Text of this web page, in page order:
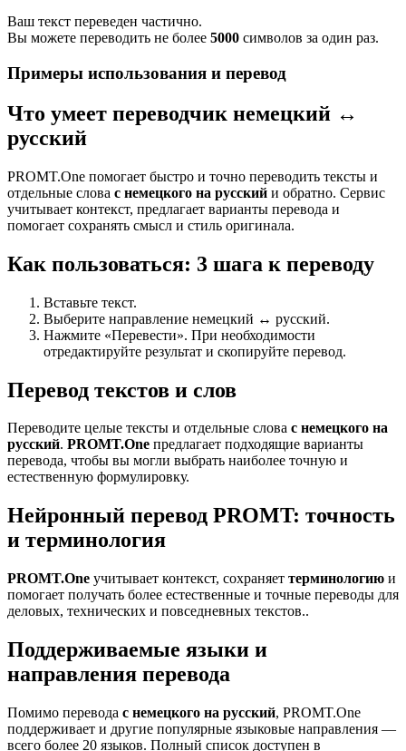
Ваш текст переведен частично.
Вы можете переводить не более 5000 символов за один раз.
Примеры использования и перевод
Что умеет переводчик немецкий ↔
русский
PROMT.One помогает быстро и точно переводить тексты и
отдельные слова с немецкого на русский и обратно. Сервис
учитывает контекст, предлагает варианты перевода и
помогает сохранять смысл и стиль оригинала.
Как пользоваться: 3 шага к переводу
Вставьте текст.
Выберите направление немецкий ↔ русский.
Нажмите «Перевести». При необходимости
отредактируйте результат и скопируйте перевод.
Перевод текстов и слов
Переводите целые тексты и отдельные слова с немецкого на
русский. PROMT.One предлагает подходящие варианты
перевода, чтобы вы могли выбрать наиболее точную и
естественную формулировку.
Нейронный перевод PROMT: точность
и терминология
PROMT.One учитывает контекст, сохраняет терминологию и
помогает получать более естественные и точные переводы для
деловых, технических и повседневных текстов..
Поддерживаемые языки и
направления перевода
Помимо перевода с немецкого на русский, PROMT.One
поддерживает и другие популярные языковые направления —
всего более 20 языков. Полный список доступен в